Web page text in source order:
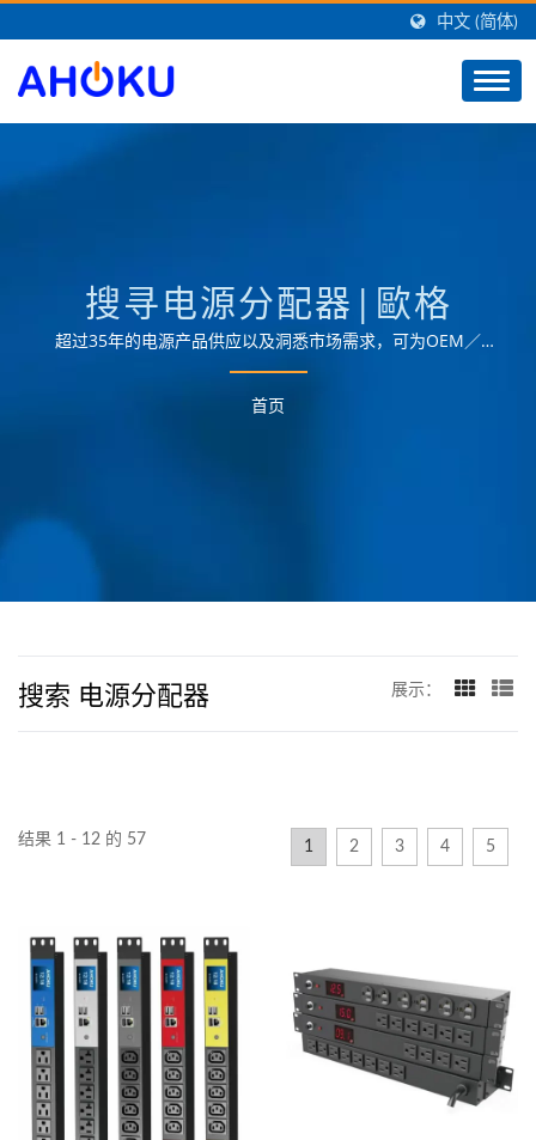
中文 (简体)
搜寻电源分配器|歐格
超过35年的电源产品供应以及洞悉市场需求，可为OEM／
ODM客户提供最佳的智慧家庭解决方案，提供各领域的电源
管理应用需求。
首页
搜索 电源分配器 展示：
结果 1 - 12 的 57 1 2 3 4 5